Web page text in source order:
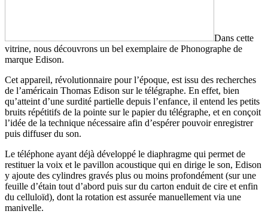
Dans cette
vitrine, nous découvrons un bel exemplaire de Phonographe de
marque Edison.
Cet appareil, révolutionnaire pour l’époque, est issu des recherches
de l’américain Thomas Edison sur le télégraphe. En effet, bien
qu’atteint d’une surdité partielle depuis l’enfance, il entend les petits
bruits répétitifs de la pointe sur le papier du télégraphe, et en conçoit
l’idée de la technique nécessaire afin d’espérer pouvoir enregistrer
puis diffuser du son.
Le téléphone ayant déjà développé le diaphragme qui permet de
restituer la voix et le pavillon acoustique qui en dirige le son, Edison
y ajoute des cylindres gravés plus ou moins profondément (sur une
feuille d’étain tout d’abord puis sur du carton enduit de cire et enfin
du celluloïd), dont la rotation est assurée manuellement via une
manivelle.